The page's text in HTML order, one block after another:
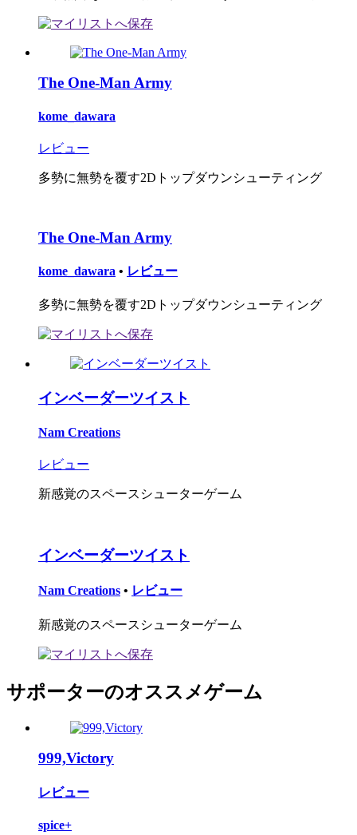
The One-Man Army
kome_dawara
レビュー
多勢に無勢を覆す2Dトップダウンシューティング
The One-Man Army
kome_dawara • レビュー
多勢に無勢を覆す2Dトップダウンシューティング
インベーダーツイスト
Nam Creations
レビュー
新感覚のスペースシューターゲーム
インベーダーツイスト
Nam Creations • レビュー
新感覚のスペースシューターゲーム
サポーターのオススメゲーム
999,Victory
レビュー
spice+